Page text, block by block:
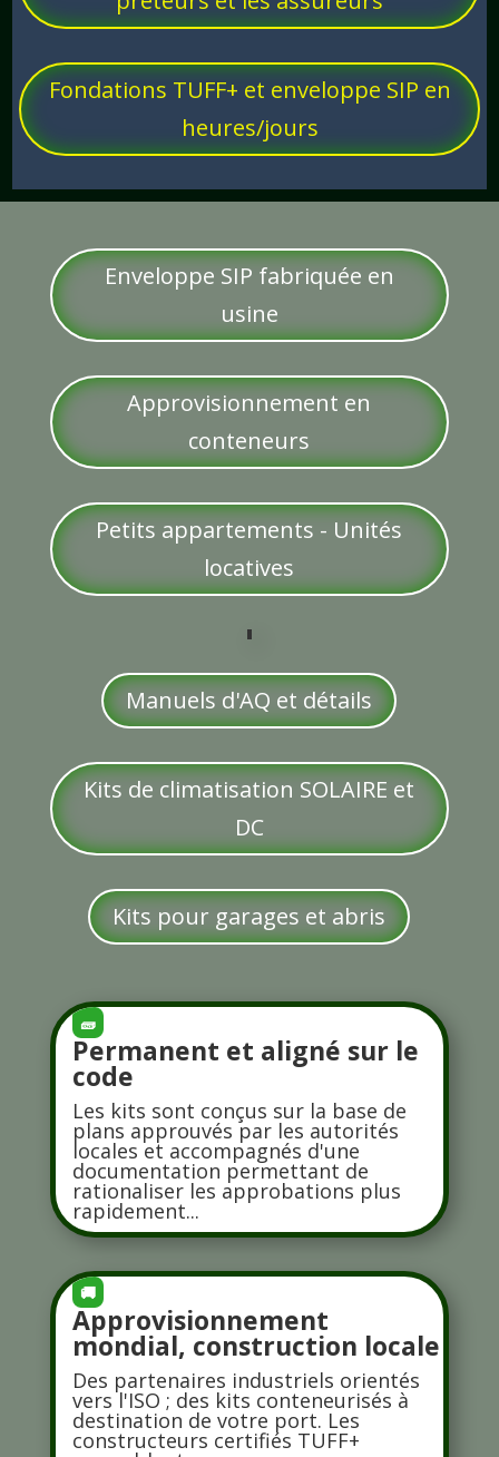
Fondations TUFF+ et enveloppe SIP en
heures/jours
Enveloppe SIP fabriquée en
usine
Approvisionnement en
conteneurs
Petits appartements - Unités
locatives
Manuels d'AQ et détails
Kits de climatisation SOLAIRE et
DC
Kits pour garages et abris
🧱
Permanent et aligné sur le
code
Les kits sont conçus sur la base de
plans approuvés par les autorités
locales et accompagnés d'une
documentation permettant de
rationaliser les approbations plus
rapidement...
🚚
Approvisionnement
mondial, construction locale
Des partenaires industriels orientés
vers l'ISO ; des kits conteneurisés à
destination de votre port. Les
constructeurs certifiés TUFF+